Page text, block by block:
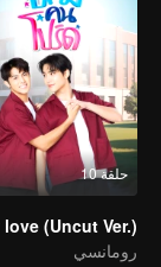
حلقة 10
رومانسي